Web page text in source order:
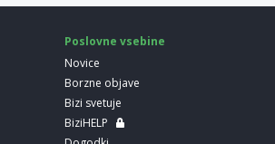
Poslovne vsebine
Novice
Borzne objave
Bizi svetuje
BiziHELP